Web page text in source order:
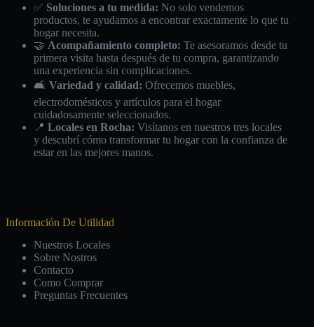
✅ Soluciones a tu medida: No solo vendemos
productos, te ayudamos a encontrar exactamente lo que tu
hogar necesita.
🤝 Acompañamiento completo: Te asesoramos desde tu
primera visita hasta después de tu compra, garantizando
una experiencia sin complicaciones.
🛋️ Variedad y calidad: Ofrecemos muebles,
electrodomésticos y artículos para el hogar
cuidadosamente seleccionados.
📍 Locales en Rocha: Visítanos en nuestros tres locales
y descubrí cómo transformar tu hogar con la confianza de
estar en las mejores manos.
Información De Utilidad
Nuestros Locales
Sobre Nostros
Contacto
Como Comprar
Preguntas Frecuentes